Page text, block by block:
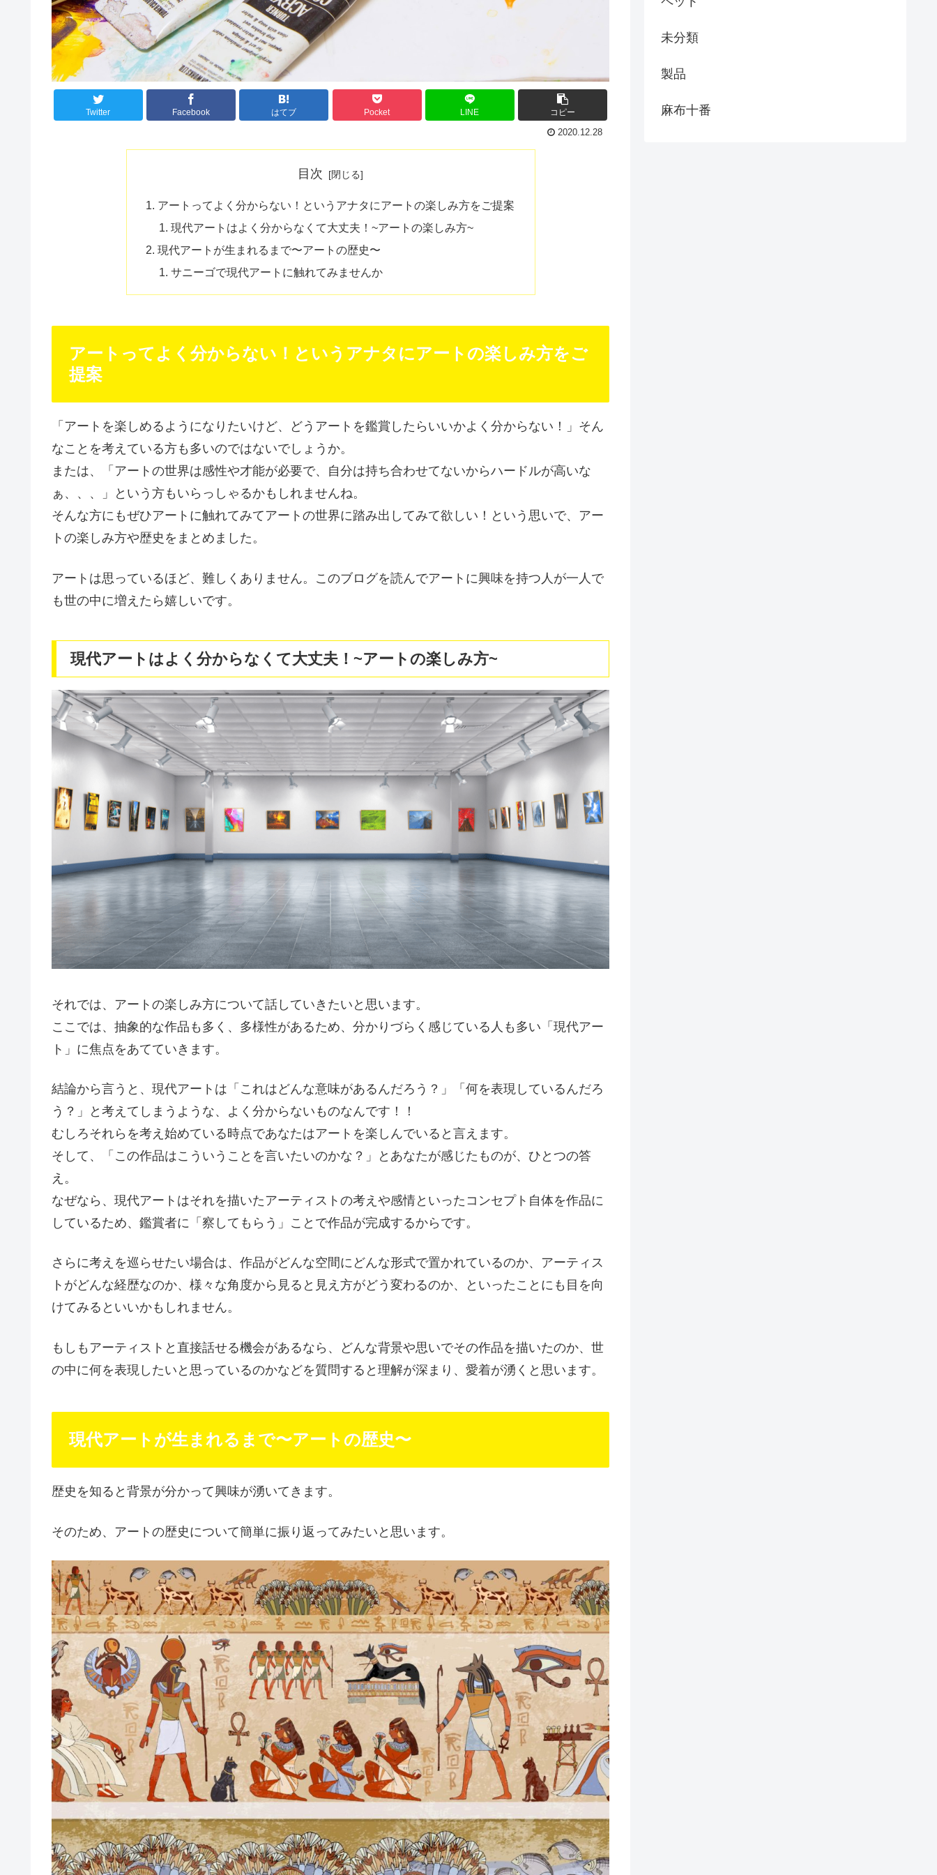
Twitter Facebook はてブ Pocket LINE コピー
2020.12.28
目次
アートってよく分からない！というアナタにアートの楽しみ方をご提案
現代アートはよく分からなくて大丈夫！~アートの楽しみ方~
現代アートが生まれるまで〜アートの歴史〜
サニーゴで現代アートに触れてみませんか
アートってよく分からない！というアナタにアートの楽しみ方をご
提案
「アートを楽しめるようになりたいけど、どうアートを鑑賞したらいいかよく分からない！」そん
なことを考えている方も多いのではないでしょうか。
または、「アートの世界は感性や才能が必要で、自分は持ち合わせてないからハードルが高いな
ぁ、、、」という方もいらっしゃるかもしれませんね。
そんな方にもぜひアートに触れてみてアートの世界に踏み出してみて欲しい！という思いで、アー
トの楽しみ方や歴史をまとめました。
アートは思っているほど、難しくありません。このブログを読んでアートに興味を持つ人が一人で
も世の中に増えたら嬉しいです。
現代アートはよく分からなくて大丈夫！~アートの楽しみ方~
それでは、アートの楽しみ方について話していきたいと思います。
ここでは、抽象的な作品も多く、多様性があるため、分かりづらく感じている人も多い「現代アー
ト」に焦点をあてていきます。
結論から言うと、現代アートは「これはどんな意味があるんだろう？」「何を表現しているんだろ
う？」と考えてしまうような、よく分からないものなんです！！
むしろそれらを考え始めている時点であなたはアートを楽しんでいると言えます。
そして、「この作品はこういうことを言いたいのかな？」とあなたが感じたものが、ひとつの答
え。
なぜなら、現代アートはそれを描いたアーティストの考えや感情といったコンセプト自体を作品に
しているため、鑑賞者に「察してもらう」ことで作品が完成するからです。
さらに考えを巡らせたい場合は、作品がどんな空間にどんな形式で置かれているのか、アーティス
トがどんな経歴なのか、様々な角度から見ると見え方がどう変わるのか、といったことにも目を向
けてみるといいかもしれません。
もしもアーティストと直接話せる機会があるなら、どんな背景や思いでその作品を描いたのか、世
の中に何を表現したいと思っているのかなどを質問すると理解が深まり、愛着が湧くと思います。
現代アートが生まれるまで〜アートの歴史〜
歴史を知ると背景が分かって興味が湧いてきます。
そのため、アートの歴史について簡単に振り返ってみたいと思います。
未分類
製品
麻布十番